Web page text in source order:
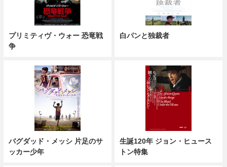
プリミティヴ・ウォー 恐竜戦
争
白パンと独裁者
バグダッド・メッシ 片足のサ
ッカー少年
生誕120年 ジョン・ヒュース
トン特集